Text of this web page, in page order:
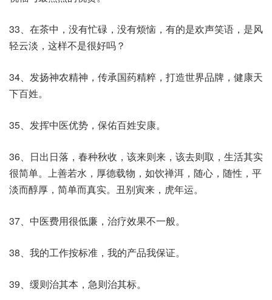
33、在茶中，没有忙碌，没有烦恼，有的是欢声笑语，是风
轻云淡，这样不是很好吗？
34、发扬神农精神，传承国药精粹，打造世界品牌，健康天
下百姓。
35、发挥中医优势，保佑百姓安康。
36、日出日落，春种秋收，该来则来，该去则取，生活其实
很简单。上善若水，厚德载物，如饮禅洱，随心，随性，平
淡而醇厚，简单而真实。丑别寅来，虎年运。
37、中医费用很低廉，治疗效果不一般。
38、我的工作按标准，我的产品我保证。
39、缓则治其本，急则治其标。